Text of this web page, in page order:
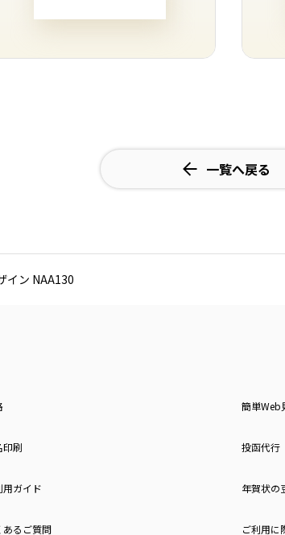
一覧へ戻る
イン NAA130
簡単Web
印刷 投函代行
用ガイド 年賀状の
あるご質問 ご利用に